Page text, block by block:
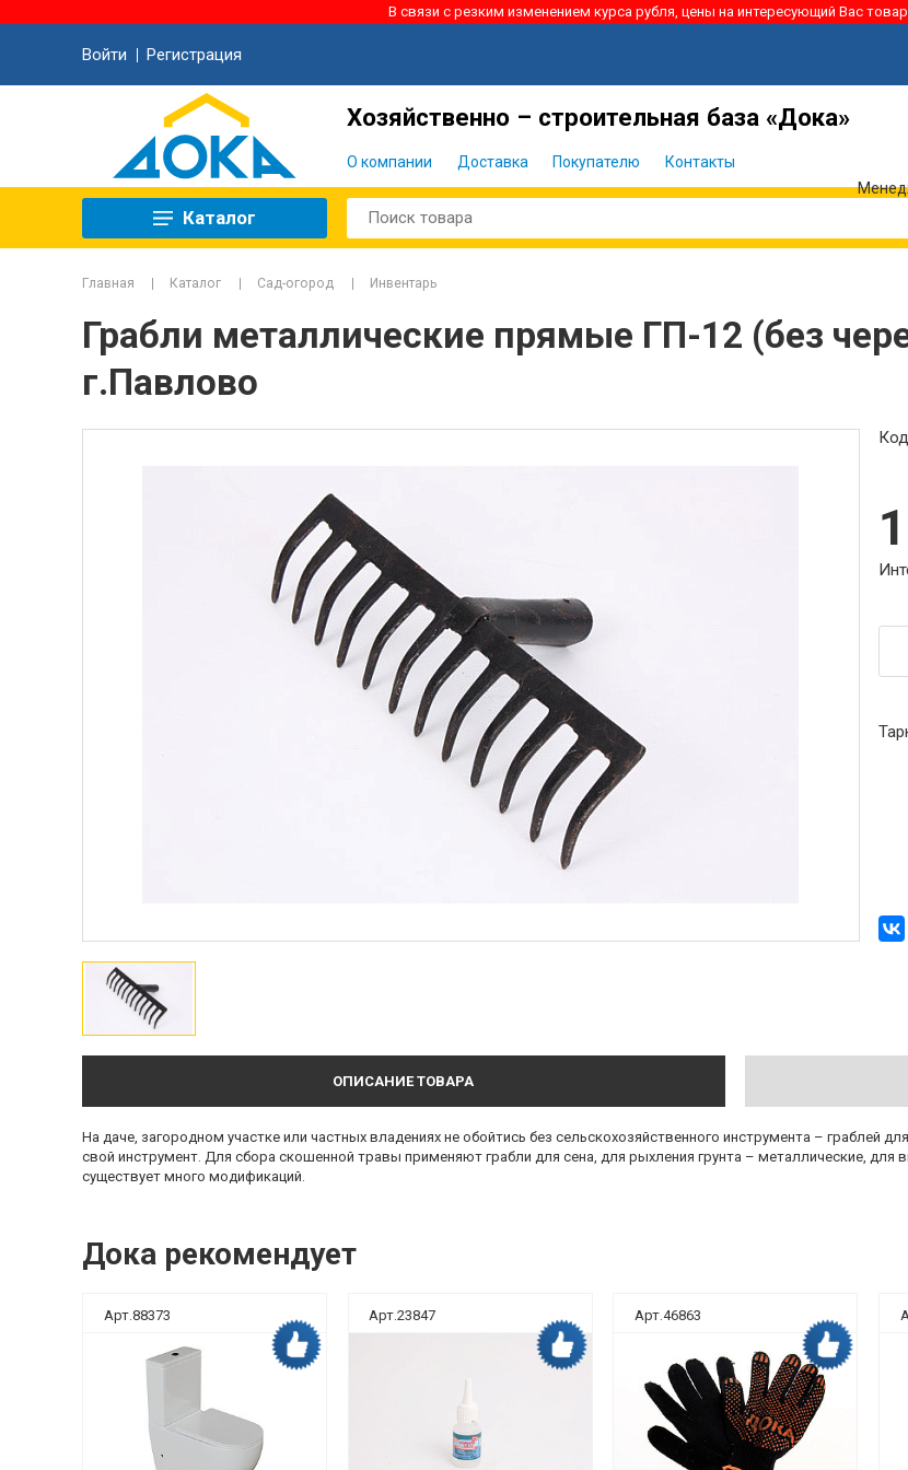
В связи с резким изменением курса рубля, цены на интересующий Вас
Войти Регистрация
Хозяйственно – строительная база «Дока»
О компании Доставка Покупателю Контакты
Каталог
Главная Каталог Сад-огород Инвентарь
Грабли металлические прямые ГП-12 (без
г.Павлово
ОПИСАНИЕ ТОВАРА
На даче, загородном участке или частных владениях не обойтись без сельскохозяйственного инструмента – граблей
свой инструмент. Для сбора скошенной травы применяют грабли для сена, для рыхления грунта – металлические,
существует много модификаций.
Дока рекомендует
Арт.88373 Арт.23847 Арт.46863
Дока рекомендует Дока рекомендует Дока рекомендует